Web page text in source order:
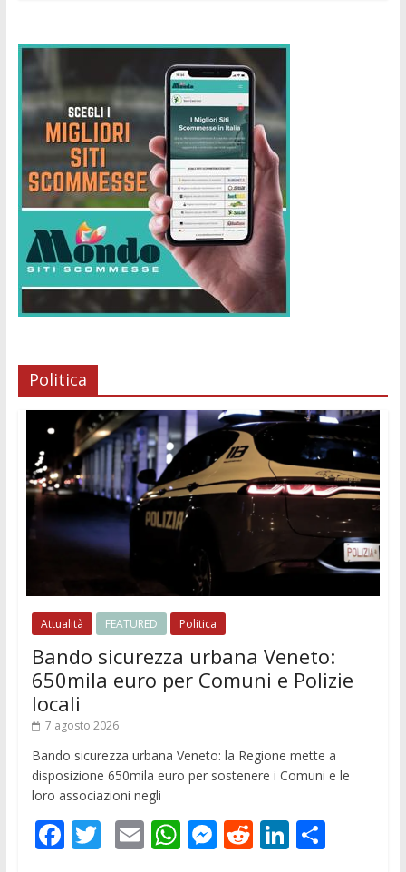
Politica
Attualità FEATURED Politica
Bando sicurezza urbana Veneto:
650mila euro per Comuni e Polizie
locali
7 agosto 2026
Bando sicurezza urbana Veneto: la Regione mette a
disposizione 650mila euro per sostenere i Comuni e le
loro associazioni negli
F T E W M R Li C